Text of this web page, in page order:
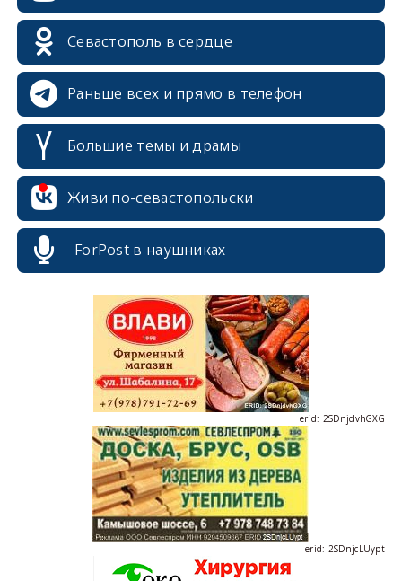
Севастополь в сердце
Раньше всех и прямо в телефон
Большие темы и драмы
Живи по-севастопольски
ForPost в наушниках
erid: 2SDnjdvhGXG
erid: 2SDnjcLUypt